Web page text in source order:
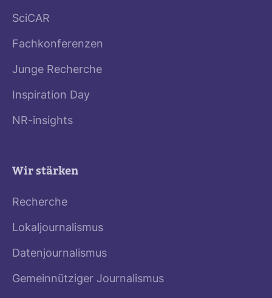
SciCAR
Fachkonferenzen
Junge Recherche
Inspiration Day
NR-insights
Wir stärken
Recherche
Lokaljournalismus
Datenjournalismus
Gemeinnütziger Journalismus